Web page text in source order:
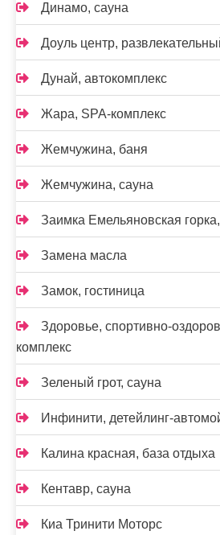
Динамо, сауна
Доуль центр,
Дунай, автокомплекс
Жара, SPA-комплекс
Жемчужина, баня
Жемчужина, сауна
Заимка Емельяновская
Замена масла
Замок, гостиница
Здоровье, спортивно-
комплекс
Зеленый грот, сауна
Инфинити, детейлинг-
Калина красная, база отдыха
Кентавр, сауна
Киа Тринити Моторс